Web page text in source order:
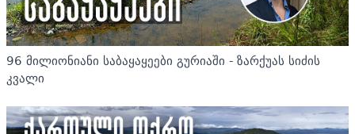
96 მილიონიანი საბაყაყეები გურიაში - ზარქუას სიძის
კვალი